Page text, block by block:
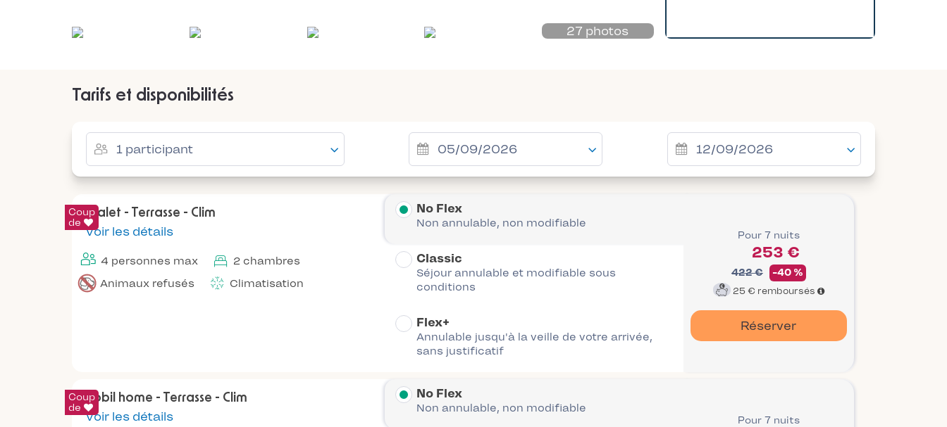
27 photos
Tarifs et disponibilités
Coup
de
Chalet - Terrasse - Clim
Voir les détails
4 personnes max
2 chambres
Animaux refusés
Climatisation
No Flex
Non annulable, non modifiable
Classic
Séjour annulable et modifiable sous
conditions
Flex+
Annulable jusqu'à la veille de votre arrivée,
sans justificatif
Pour 7 nuits
253 €
422 € -40 %
25 € remboursés
Réserver
Coup
de
Mobil home - Terrasse - Clim
Voir les détails
No Flex
Non annulable, non modifiable
Pour 7 nuits